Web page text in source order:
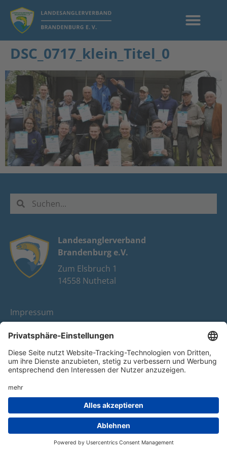
DSC_0717_klein_Titel_0
Landesanglerverband
Brandenburg e.V.
Zum Elsbruch 1
14558 Nuthetal
Impressum
Datenschutz
FAQ
Facebook
Instagram